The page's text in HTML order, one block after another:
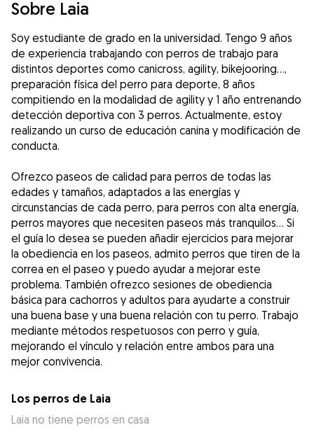
Sobre Laia
Soy estudiante de grado en la universidad. Tengo 9 años
de experiencia trabajando con perros de trabajo para
distintos deportes como canicross, agility, bikejooring...,
preparación física del perro para deporte, 8 años
compitiendo en la modalidad de agility y 1 año entrenando
detección deportiva con 3 perros. Actualmente, estoy
realizando un curso de educación canina y modificación de
conducta.
Ofrezco paseos de calidad para perros de todas las
edades y tamaños, adaptados a las energías y
circunstancias de cada perro, para perros con alta energía,
perros mayores que necesiten paseos más tranquilos... Si
el guía lo desea se pueden añadir ejercicios para mejorar
la obediencia en los paseos, admito perros que tiren de la
correa en el paseo y puedo ayudar a mejorar este
problema. También ofrezco sesiones de obediencia
básica para cachorros y adultos para ayudarte a construir
una buena base y una buena relación con tu perro. Trabajo
mediante métodos respetuosos con perro y guía,
mejorando el vínculo y relación entre ambos para una
Los perros de Laia
Laia no tiene perros en casa